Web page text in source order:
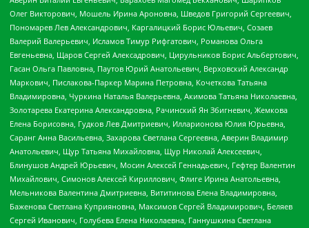
Олег Викторович, Мошель Ирина Ароновна, Шведов Григорий Сергеевич,
Пономарев Лев Александрович, Каргалицкий Борис Юльевич, Созаев
Валерий Валерьевич, Исламов Тимур Рифгатович, Романова Ольга
Евгеньевна, Щаров Сергей Алексадрович, Цирульников Борис Альбертович,
Гасан Ольга Павловна, Паутов Юрий Анатольевич, Верховский Александр
Маркович, Пислакова-Паркер Марина Петровна, Кочеткова Татьяна
Владимировна, Чуркина Наталья Валерьевна, Акимова Татьяна Николаевна,
Золотарева Екатерина Александровна, Рачинский Ян Збигневич, Жемкова
Елена Борисовна, Гудков Лев Дмитриевич, Илларионова Юлия Юрьевна,
Саранг Анна Васильевна, Захарова Светлана Сергеевна, Аверин Владимир
Анатольевич, Щур Татьяна Михайловна, Щур Николай Алексеевич,
Блинушов Андрей Юрьевич, Мосин Алексей Геннадьевич, Гефтер Валентин
Михайлович, Симонов Алексей Кириллович, Флиге Ирина Анатольевна,
Мельникова Валентина Дмитриевна, Вититинова Елена Владимировна,
Баженова Светлана Куприяновна, Максимов Сергей Владимирович, Беляев
Сергей Иванович, Голубева Елена Николаевна, Ганнушкина Светлана